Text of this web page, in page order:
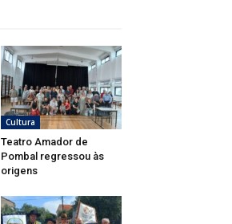
Cultura
Teatro Amador de
Pombal regressou às
origens